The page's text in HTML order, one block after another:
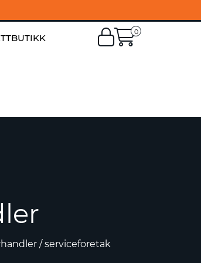
0
/ serviceforetak